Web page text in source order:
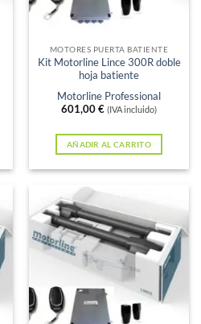
MOTORES PUERTA BATIENTE
Kit Motorline Lince 300R doble
hoja batiente
Motorline Professional
601,00€ (IVA incluido)
AÑADIR AL CARRITO